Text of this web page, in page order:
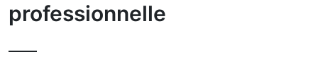
professionnelle